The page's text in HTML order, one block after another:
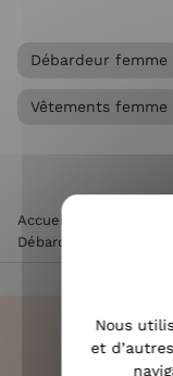
Débardeur femme
Vêtements femme
Accueil
Débardeur femme
Nous
et